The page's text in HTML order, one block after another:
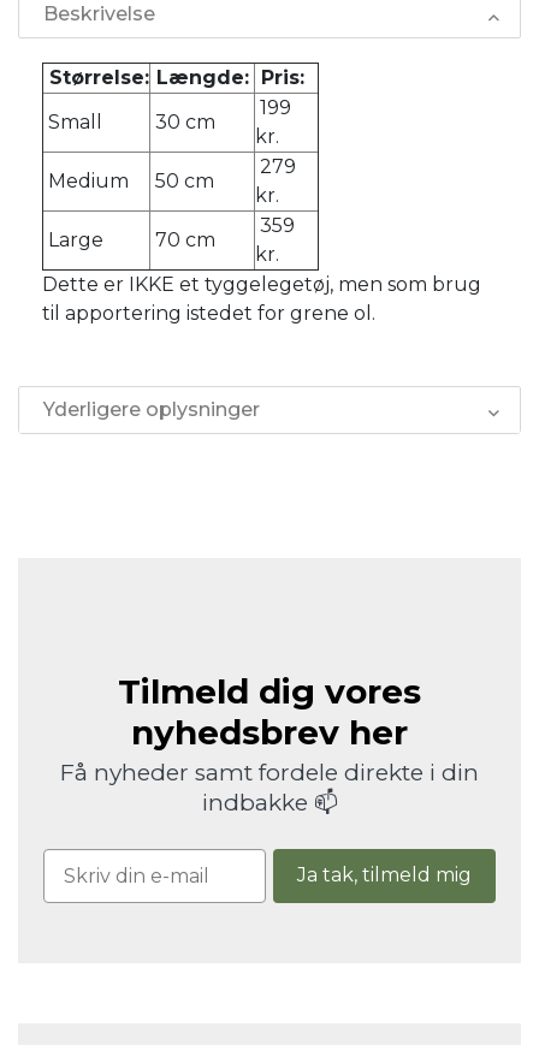
Beskrivelse
Størrelse: Længde: Pris:
Small
30 cm
199
kr.
Medium
50 cm
279
kr.
Large
70 cm
359
kr.
Dette er IKKE et tyggelegetøj, men som brug
til apportering istedet for grene ol.
Yderligere oplysninger
Tilmeld dig vores
nyhedsbrev her
Få nyheder samt fordele direkte i din
indbakke 📫
Ja tak, tilmeld mig